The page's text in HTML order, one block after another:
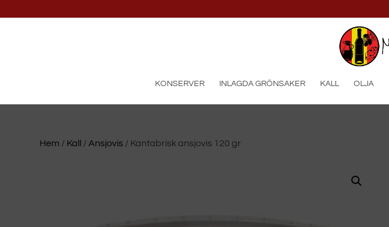
KONSERVER INLAGDA GRÖNSAKER KALL OLJA
Hem / Kall / Ansjovis / Kantabrisk ansjovis 120 gr